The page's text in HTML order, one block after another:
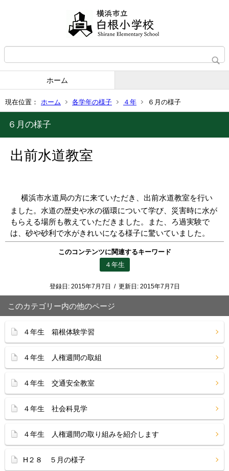
ホーム
現在位置： ホーム 各学年の様子 ４年 ６月の様子
６月の様子
出前水道教室
横浜市水道局の方に来ていただき、出前水道教室を行い
ました。水道の歴史や水の循環について学び、災害時に水が
もらえる場所も教えていただきました。また、ろ過実験で
は、砂や砂利で水がきれいになる様子に驚いていました。
このコンテンツに関連するキーワード
４年生
登録日: 2015年7月7日 / 更新日: 2015年7月7日
このカテゴリー内の他のページ
４年生 箱根体験学習
４年生 人権週間の取組
４年生 交通安全教室
４年生 社会科見学
４年生 人権週間の取り組みを紹介します
H２８ ５月の様子